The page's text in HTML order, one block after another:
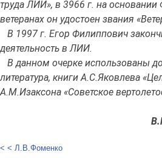
труда ЛИИ», в 3966 г. на основании
ветеранах он удостоен звания
В 1997 г. Егор Филиппович
деятельность в ЛИИ.
В данном очерке использованы
литература, книги А.С.Яковлева
А.М.Изаксона «Советское
< < Л.В.Фоменко